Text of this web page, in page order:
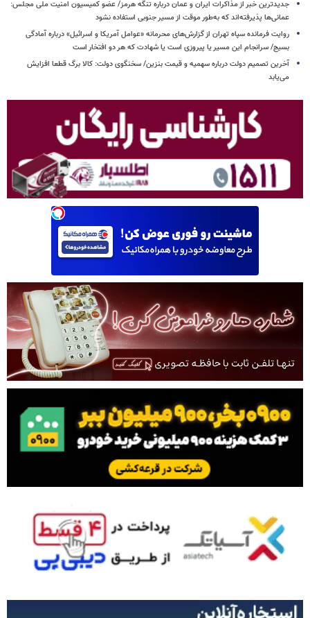
جدیدترین خبر از مذاکرات ایران و عمان درباره تنگه هرمز/ عضو کمیسیون امنیت ملی مجلس:
عمانی‌ها پذیرفته‌اند که به‌طور موقت از مسیر جنوبی استفاده نشود
روایت فرمانده سپاه تهران از گزارش‌های محرمانه «عوامل آمریکا و اسرائیل» درباره آمادگی
بسیج/ سرانجام این مسیر یا پیروزی است یا شهادت که هر دو افتخار است
آخرین تصمیم دولت درباره سهمیه و قیمت بنزین/ سخنگوی دولت: کالا برگ قطعا افزایش
می‌یابد